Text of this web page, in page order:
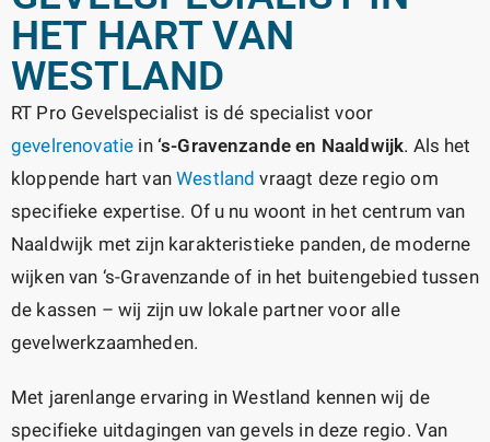
HET HART VAN
WESTLAND
RT Pro Gevelspecialist is dé specialist voor
gevelrenovatie in ‘s-Gravenzande en Naaldwijk. Als het
kloppende hart vanWestland vraagt deze regio om
specifieke expertise. Of u nu woont in het centrum van
Naaldwijk met zijn karakteristieke panden, de moderne
wijken van ‘s-Gravenzande of in het buitengebied tussen
de kassen – wij zijn uw lokale partner voor alle
gevelwerkzaamheden.
Met jarenlange ervaring in Westland kennen wij de
specifieke uitdagingen van gevels in deze regio. Van